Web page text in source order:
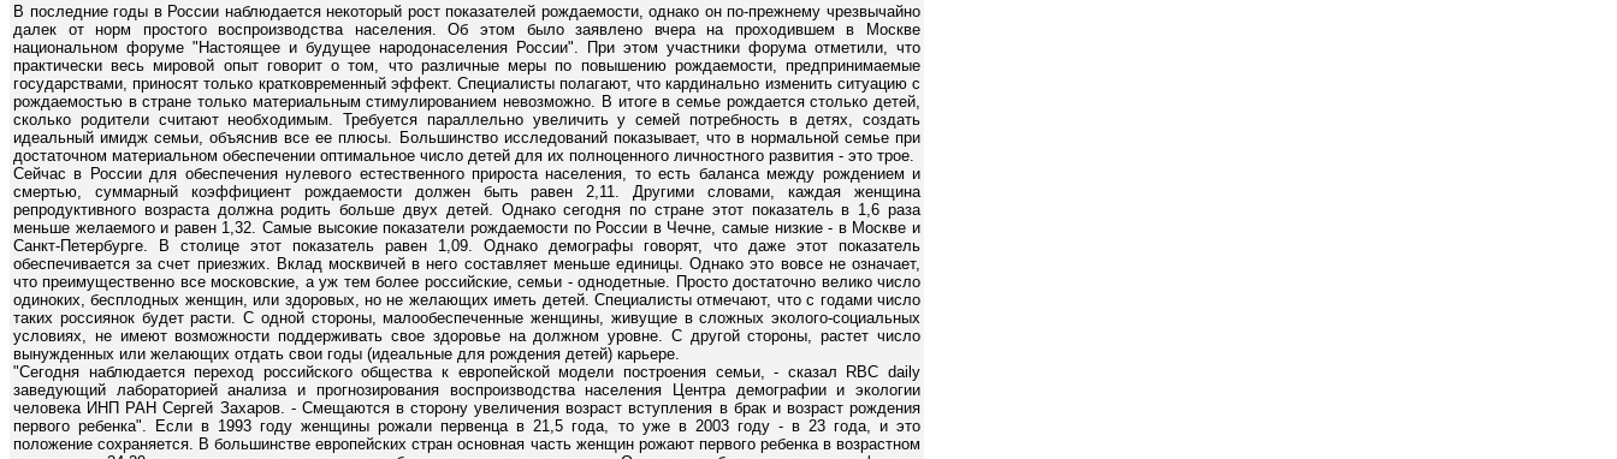
В последние годы в России наблюдается некоторый рост показателей рождаемости, однако он по-прежнему чрезвычайно
далек от норм простого воспроизводства населения. Об этом было заявлено вчера на проходившем в Москве
национальном форуме "Настоящее и будущее народонаселения России". При этом участники форума отметили, что
практически весь мировой опыт говорит о том, что различные меры по повышению рождаемости, предпринимаемые
государствами, приносят только кратковременный эффект. Специалисты полагают, что кардинально изменить ситуацию с
рождаемостью в стране только материальным стимулированием невозможно. В итоге в семье рождается столько детей,
сколько родители считают необходимым. Требуется параллельно увеличить у семей потребность в детях, создать
идеальный имидж семьи, объяснив все ее плюсы. Большинство исследований показывает, что в нормальной семье при
достаточном материальном обеспечении оптимальное число детей для их полноценного личностного развития - это трое.
Сейчас в России для обеспечения нулевого естественного прироста населения, то есть баланса между рождением и
смертью, суммарный коэффициент рождаемости должен быть равен 2,11. Другими словами, каждая женщина
репродуктивного возраста должна родить больше двух детей. Однако сегодня по стране этот показатель в 1,6 раза
меньше желаемого и равен 1,32. Самые высокие показатели рождаемости по России в Чечне, самые низкие - в Москве и
Санкт-Петербурге. В столице этот показатель равен 1,09. Однако демографы говорят, что даже этот показатель
обеспечивается за счет приезжих. Вклад москвичей в него составляет меньше единицы. Однако это вовсе не означает,
что преимущественно все московские, а уж тем более российские, семьи - однодетные. Просто достаточно велико число
одиноких, бесплодных женщин, или здоровых, но не желающих иметь детей. Специалисты отмечают, что с годами число
таких россиянок будет расти. С одной стороны, малообеспеченные женщины, живущие в сложных эколого-социальных
условиях, не имеют возможности поддерживать свое здоровье на должном уровне. С другой стороны, растет число
вынужденных или желающих отдать свои годы (идеальные для рождения детей) карьере.
"Сегодня наблюдается переход российского общества к европейской модели построения семьи, - сказал RBC daily
заведующий лабораторией анализа и прогнозирования воспроизводства населения Центра демографии и экологии
человека ИНП РАН Сергей Захаров. - Смещаются в сторону увеличения возраст вступления в брак и возраст рождения
первого ребенка". Если в 1993 году женщины рожали первенца в 21,5 года, то уже в 2003 году - в 23 года, и это
положение сохраняется. В большинстве европейских стран основная часть женщин рожают первого ребенка в возрастном